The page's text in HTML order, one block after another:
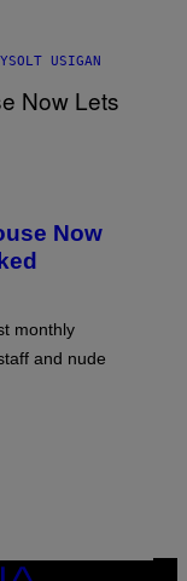
YSOLT USIGAN
Now
monthly
and nude